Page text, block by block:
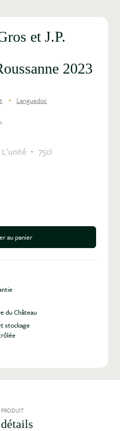
et J.P.
2023
Languedoc
L'unité 75cl
au panier
du Château
stockage
PRODUIT